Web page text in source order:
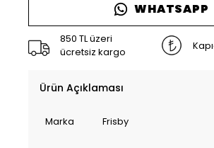
WHATSAPP
850 TL üzeri
ücretsiz kargo
Ürün Açıklaması
Marka Frisby